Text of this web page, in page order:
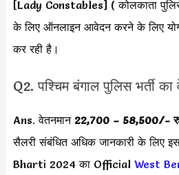
[Lady Constables] ( कोलकाता
के लिए ऑनलाइन आवेदन करने के लिए
कर रही है।
Q2. पश्चिम बंगाल पुलिस भर्ती
Ans. वेतनमान 22,700 – 58,500/-
सैलरी संबंधित अधिक जानकारी के लिए
Bharti 2024 का Official West